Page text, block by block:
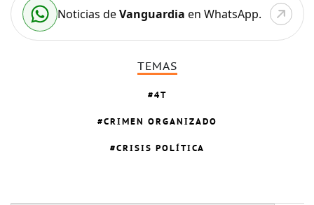
Noticias deVanguardia en WhatsApp.
TEMAS
4T
CRIMEN ORGANIZADO
CRISIS POLÍTICA